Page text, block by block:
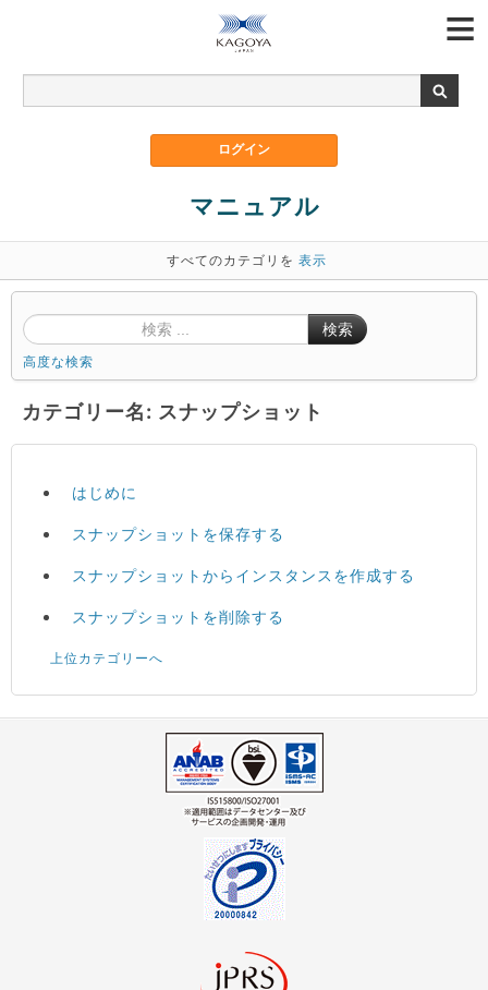
マニュアル
すべてのカテゴリを 表示
検索
高度な検索
カテゴリー名: スナップショット
はじめに
スナップショットを保存する
スナップショットからインスタンスを作成する
スナップショットを削除する
上位カテゴリーへ